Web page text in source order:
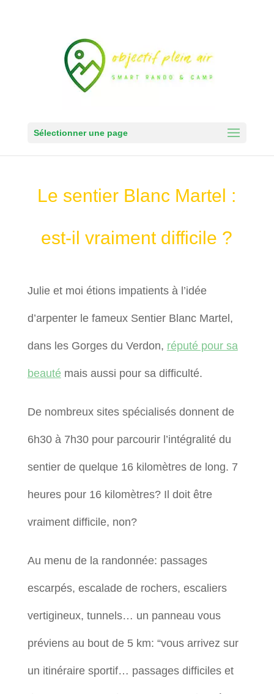
Sélectionner une page
Le sentier Blanc Martel :
est-il vraiment difficile ?
Julie et moi étions impatients à l’idée
d’arpenter le fameux Sentier Blanc Martel,
dans les Gorges du Verdon, réputé pour sa
beautémais aussi pour sa difficulté.
De nombreux sites spécialisés donnent de
6h30 à 7h30 pour parcourir l’intégralité du
sentier de quelque 16 kilomètres de long. 7
heures pour 16 kilomètres? Il doit être
vraiment difficile, non?
Au menu de la randonnée: passages
escarpés, escalade de rochers, escaliers
vertigineux, tunnels… un panneau vous
préviens au bout de 5 km: “vous arrivez sur
un itinéraire sportif… passages difficiles et